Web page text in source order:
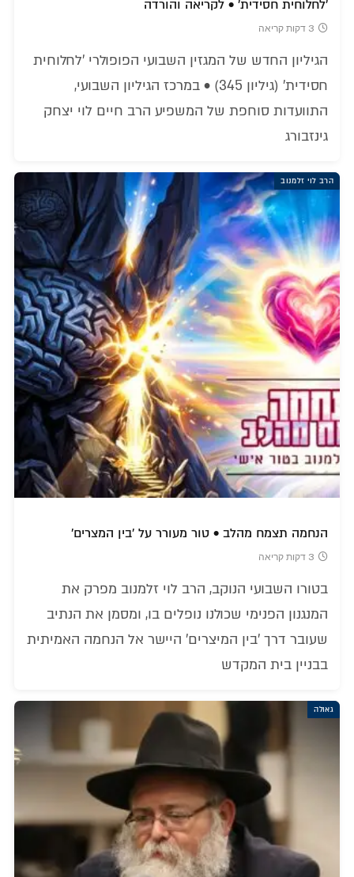
'לחלוחית חסידית' • לקריאה והורדה
3 דקות קריאה
הגיליון החדש של המגזין השבועי הפופולרי 'לחלוחית
חסידית' (גיליון 345) • במרכז הגיליון השבועי,
התוועדות סוחפת של המשפיע הרב חיים לוי יצחק
גינזבורג
הרב לוי זלמנוב
הנחמה תצמח מהלב • טור מעורר על 'בין המצרים'
3 דקות קריאה
בטורו השבועי הנוקב, הרב לוי זלמנוב מפרק את
המנגנון הפנימי שכולנו נופלים בו, ומסמן את הנתיב
שעובר דרך 'בין המיצרים' היישר אל הנחמה האמיתית
בבניין בית המקדש
גאולה